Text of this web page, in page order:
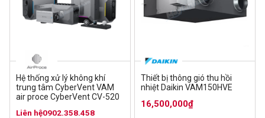
Hệ thống xử lý không khí
trung tâm CyberVent VAM
air proce CyberVent CV-520
Liên hệ0902.358.458
Thiết bị thông gió thu hồi
nhiệt Daikin VAM150HVE
16,500,000₫